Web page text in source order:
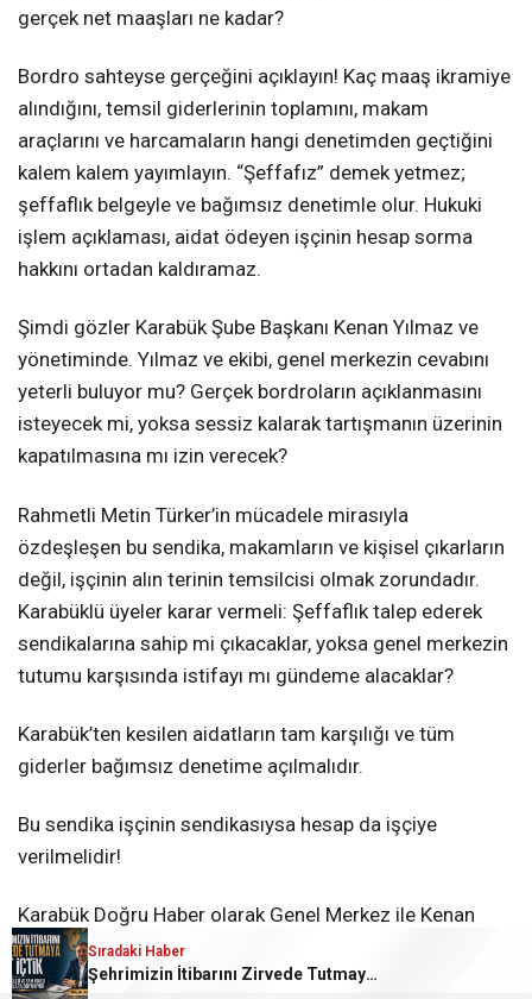
gerçek net maaşları ne kadar?
Bordro sahteyse gerçeğini açıklayın! Kaç maaş ikramiye
alındığını, temsil giderlerinin toplamını, makam
araçlarını ve harcamaların hangi denetimden geçtiğini
kalem kalem yayımlayın. “Şeffafız” demek yetmez;
şeffaflık belgeyle ve bağımsız denetimle olur. Hukuki
işlem açıklaması, aidat ödeyen işçinin hesap sorma
hakkını ortadan kaldıramaz.
Şimdi gözler Karabük Şube Başkanı Kenan Yılmaz ve
yönetiminde. Yılmaz ve ekibi, genel merkezin cevabını
yeterli buluyor mu? Gerçek bordroların açıklanmasını
isteyecek mi, yoksa sessiz kalarak tartışmanın üzerinin
kapatılmasına mı izin verecek?
Rahmetli Metin Türker’in mücadele mirasıyla
özdeşleşen bu sendika, makamların ve kişisel çıkarların
değil, işçinin alın terinin temsilcisi olmak zorundadır.
Karabüklü üyeler karar vermeli: Şeffaflık talep ederek
sendikalarına sahip mi çıkacaklar, yoksa genel merkezin
tutumu karşısında istifayı mı gündeme alacaklar?
Karabük’ten kesilen aidatların tam karşılığı ve tüm
giderler bağımsız denetime açılmalıdır.
Bu sendika işçinin sendikasıysa hesap da işçiye
verilmelidir!
Karabük Doğru Haber olarak Genel Merkez ile Kenan
Yılmaz’ın vereceği cevabı eksiksiz yayımlamaya hazırız.
Sıradaki Haber
Şehrimizin İtibarını Zirvede Tutmaya Ant İçtik